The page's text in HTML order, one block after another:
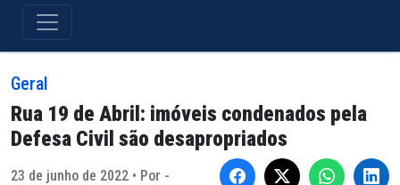
Geral
Rua 19 de Abril: imóveis condenados pela
Defesa Civil são desapropriados
23 de junho de 2022 • Por -